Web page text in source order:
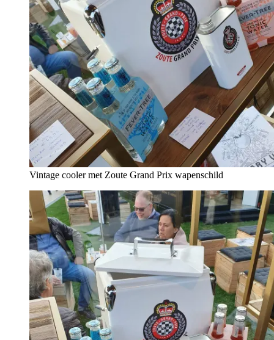
Vintage cooler met Zoute Grand Prix wapenschild